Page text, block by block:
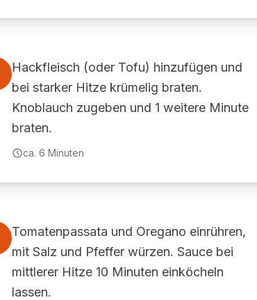
Hackfleisch (oder Tofu) hinzufügen und
bei starker Hitze krümelig braten.
Knoblauch zugeben und 1 weitere Minute
braten.
ca. 6 Minuten
Tomatenpassata und Oregano einrühren,
mit Salz und Pfeffer würzen. Sauce bei
mittlerer Hitze 10 Minuten einköcheln
lassen.